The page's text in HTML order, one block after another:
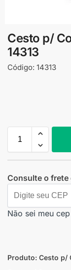
Cesto p/
14313
Código: 14313
Consulte o frete
Não sei meu cep
Produto: Cesto p/